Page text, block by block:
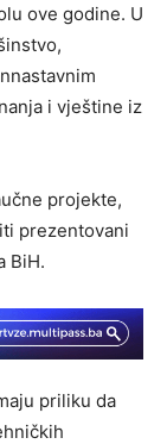
ove godine. U
i vještine iz
projekte,
prezentovani
BiH.
priliku da